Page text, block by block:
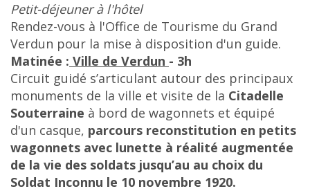
Petit-déjeuner à l'hôtel
Rendez-vous à l'Office de Tourisme du Grand
Verdun pour la mise à disposition d'un guide.
Matinée : Ville de Verdun - 3h
Circuit guidé s’articulant autour des principaux
monuments de la ville et visite de la Citadelle
Souterraine à bord de wagonnets et équipé
d'un casque, parcours reconstitution en petits
wagonnets avec lunette à réalité augmentée
de la vie des soldats jusqu’au au choix du
Soldat Inconnu le 10 novembre 1920.